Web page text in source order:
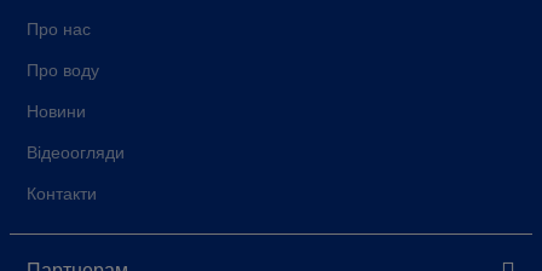
Про нас
Про воду
Новини
Відеоогляди
Контакти